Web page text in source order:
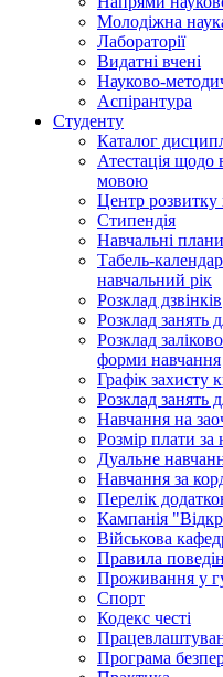
Молодіжна
Лабораторії
Видатні вчені
Науково-
Аспірантура
Студенту
Каталог
Атестація щодо
мовою
Центр розвитку
Стипендія
Навчальні плани
Табель-
навчальний рік
Розклад дзвінків
Розклад занять
Розклад
форми навчання
Графік захисту
Розклад занять
Навчання на
Розмір плати за
Дуальне
Навчання за
Перелік
Кампанія
Військова
Правила
Проживання у
Спорт
Кодекс честі
Програма